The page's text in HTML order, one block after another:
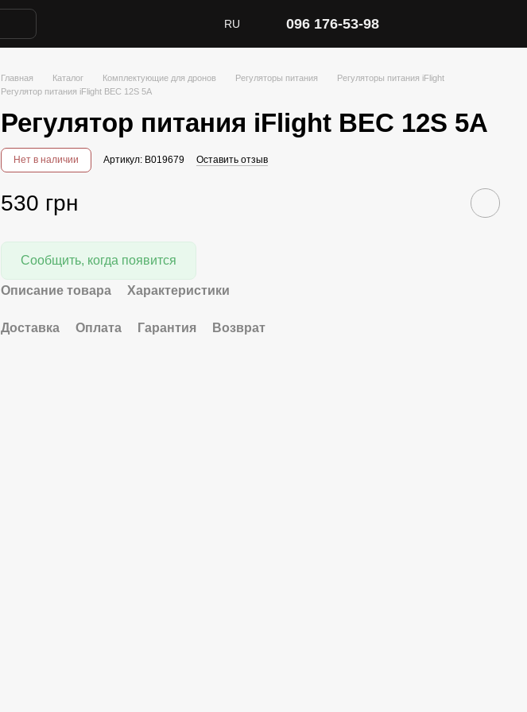
RU 096 176-53-98
Главная Каталог Комплектующие для дронов Регуляторы питания
Регуляторы питания iFlight
Регулятор питания iFlight BEC 12S 5A
Регулятор питания iFlight BEC 12S 5A
Нет в наличии Артикул: B019679 Оставить отзыв
530 грн
Сообщить, когда появится
Описание товара Характеристики
Доставка Оплата Гарантия Возврат